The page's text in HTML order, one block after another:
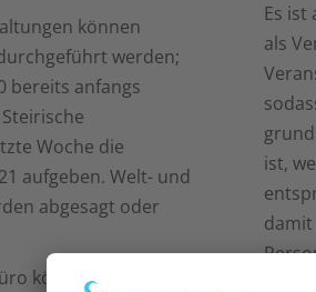
können
werden;
bereits anfangs
Woche die
aufgeben. Welt- und
abgesagt oder
können nicht
Es ist
als
ist,